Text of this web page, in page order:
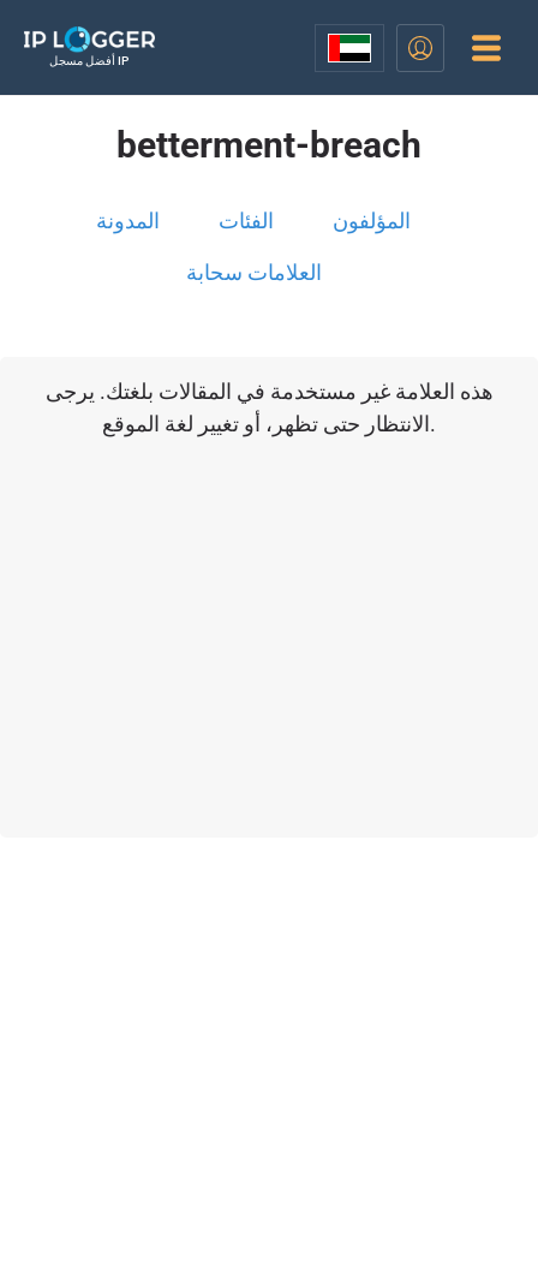
أفضل مسجل IP
betterment-breach
المدونة الفئات المؤلفون
العلامات سحابة